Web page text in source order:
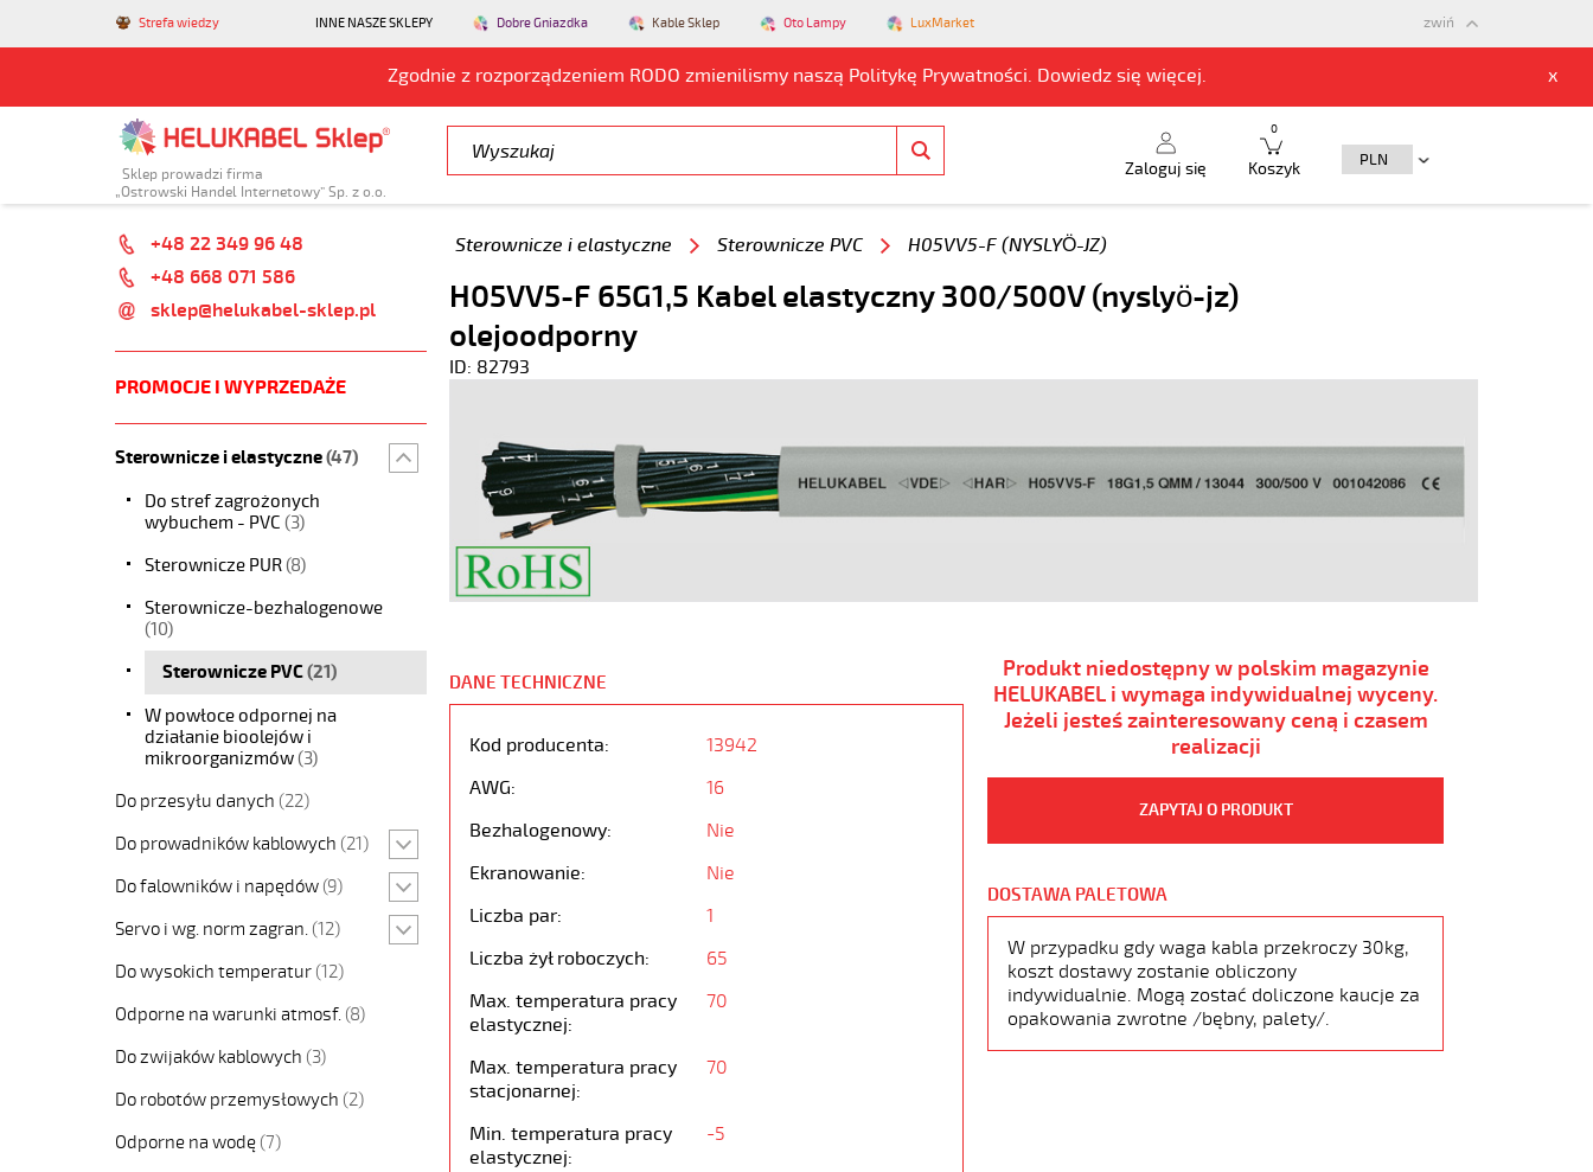
Strefa wiedzy INNE NASZE SKLEPY Dobre Gniazdka Kable Sklep Oto Lampy LuxMarket
Zgodnie z rozporządzeniem RODO zmienilismy naszą Politykę Prywatności. Dowiedz się więcej. x
zwiń
Sklep prowadzi firma
„Ostrowski Handel Internetowy” Sp. z o.o.
Zaloguj się Koszyk
0
+48 22 349 96 48
+48 668 071 586
sklep@helukabel-sklep.pl
PROMOCJE I WYPRZEDAŻE
Sterownicze i elastyczne(47)
Do stref zagrożonych
wybuchem - PVC (3)
Sterownicze PUR(8)
Sterownicze-bezhalogenowe
(10)
Sterownicze PVC(21)
W powłoce odpornej na
działanie bioolejów i
mikroorganizmów(3)
Do przesyłu danych (22)
Do prowadników kablowych (21)
Do falowników i napędów (9)
Servo i wg. norm zagran. (12)
Do wysokich temperatur (12)
Odporne na warunki atmosf. (8)
Do zwijaków kablowych (3)
Do robotów przemysłowych (2)
Odporne na wodę (7)
Sterownicze i elastyczne Sterownicze PVC H05VV5-F (NYSLYÖ-JZ)
H05VV5-F 65G1,5 Kabel elastyczny 300/500V (nyslyö-jz)
olejoodporny
ID: 82793
DANE TECHNICZNE
Kod producenta:
13942
AWG:
16
Bezhalogenowy:
Nie
Ekranowanie:
Nie
Liczba par:
1
Liczba żył roboczych:
65
Max. temperatura pracy
elastycznej:
70
Max. temperatura pracy
stacjonarnej:
70
Min. temperatura pracy
elastycznej:
-5
Produkt niedostępny w polskim magazynie
HELUKABEL i wymaga indywidualnej wyceny.
Jeżeli jesteś zainteresowany ceną i czasem
realizacji
ZAPYTAJ O PRODUKT
DOSTAWA PALETOWA
W przypadku gdy waga kabla przekroczy 30kg,
koszt dostawy zostanie obliczony
indywidualnie. Mogą zostać doliczone kaucje za
opakowania zwrotne /bębny, palety/.